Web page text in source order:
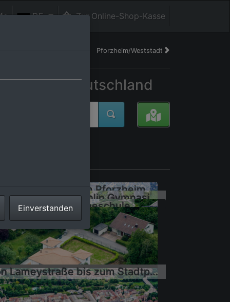
DE Zur Online-Shop-Kasse
Pforzheim/Weststadt
Deutschland
Gymnasium Pforzheim
Pforzheim SW, Reuchlin Gymnasium
Goetheschule
SW
Von Lameystraße bis zum Stadtpark an der Nagold
Einverstanden